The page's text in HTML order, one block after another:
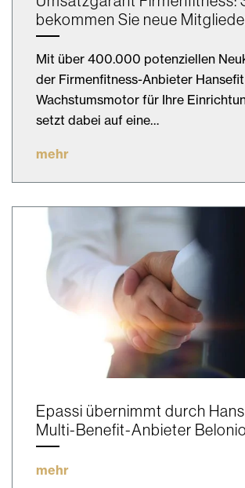
bekommen Sie neue
Mit über 400.000 potenziellen
der Firmenfitness-Anbieter Hansefit
Wachstumsmotor für Ihre
setzt dabei auf eine…
mehr
Epassi übernimmt durch
Multi-Benefit-Anbieter Belonio
mehr